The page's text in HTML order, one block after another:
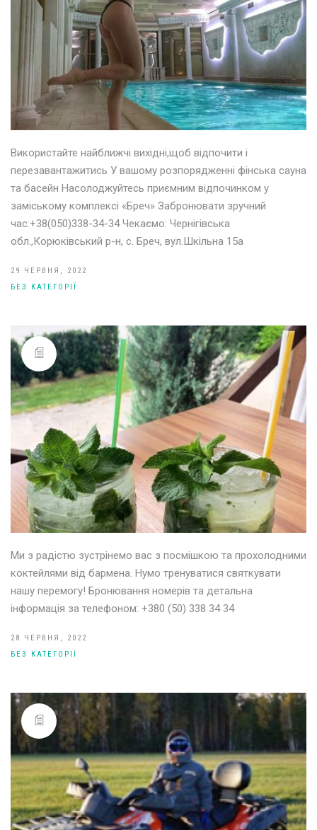
Використайте найближчі вихідні,щоб відпочити і
перезавантажитись У вашому розпорядженні фінська сауна
та басейн Насолоджуйтесь приємним відпочинком у
заміському комплексі «Бреч» Забронювати зручний
час:+38(050)338-34-34 Чекаємо: Чернігівська
обл.,Корюківський р-н, с. Бреч, вул.Шкільна 15а
29 ЧЕРВНЯ, 2022
БЕЗ КАТЕГОРІЇ
Ми з радістю зустрінемо вас з посмішкою та прохолодними
коктейлями від бармена. Нумо тренуватися святкувати
нашу перемогу! Бронювання номерів та детальна
інформація за телефоном: +380 (50) 338 34 34
28 ЧЕРВНЯ, 2022
БЕЗ КАТЕГОРІЇ